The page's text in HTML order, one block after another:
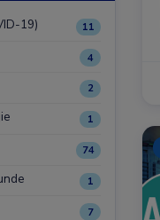
19) 11
4
2
1
74
1
7